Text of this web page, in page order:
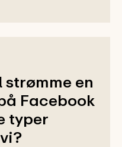
en
Facebook
typer